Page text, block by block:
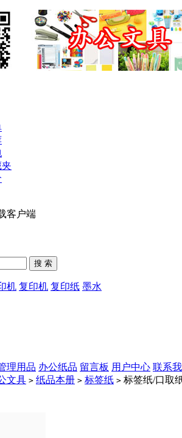
客户端
搜 索
机 复印机 复印纸 墨水
理用品 办公纸品 留言板 用户中心 联系
文具 > 纸品本册 > 标签纸 > 标签纸/口取